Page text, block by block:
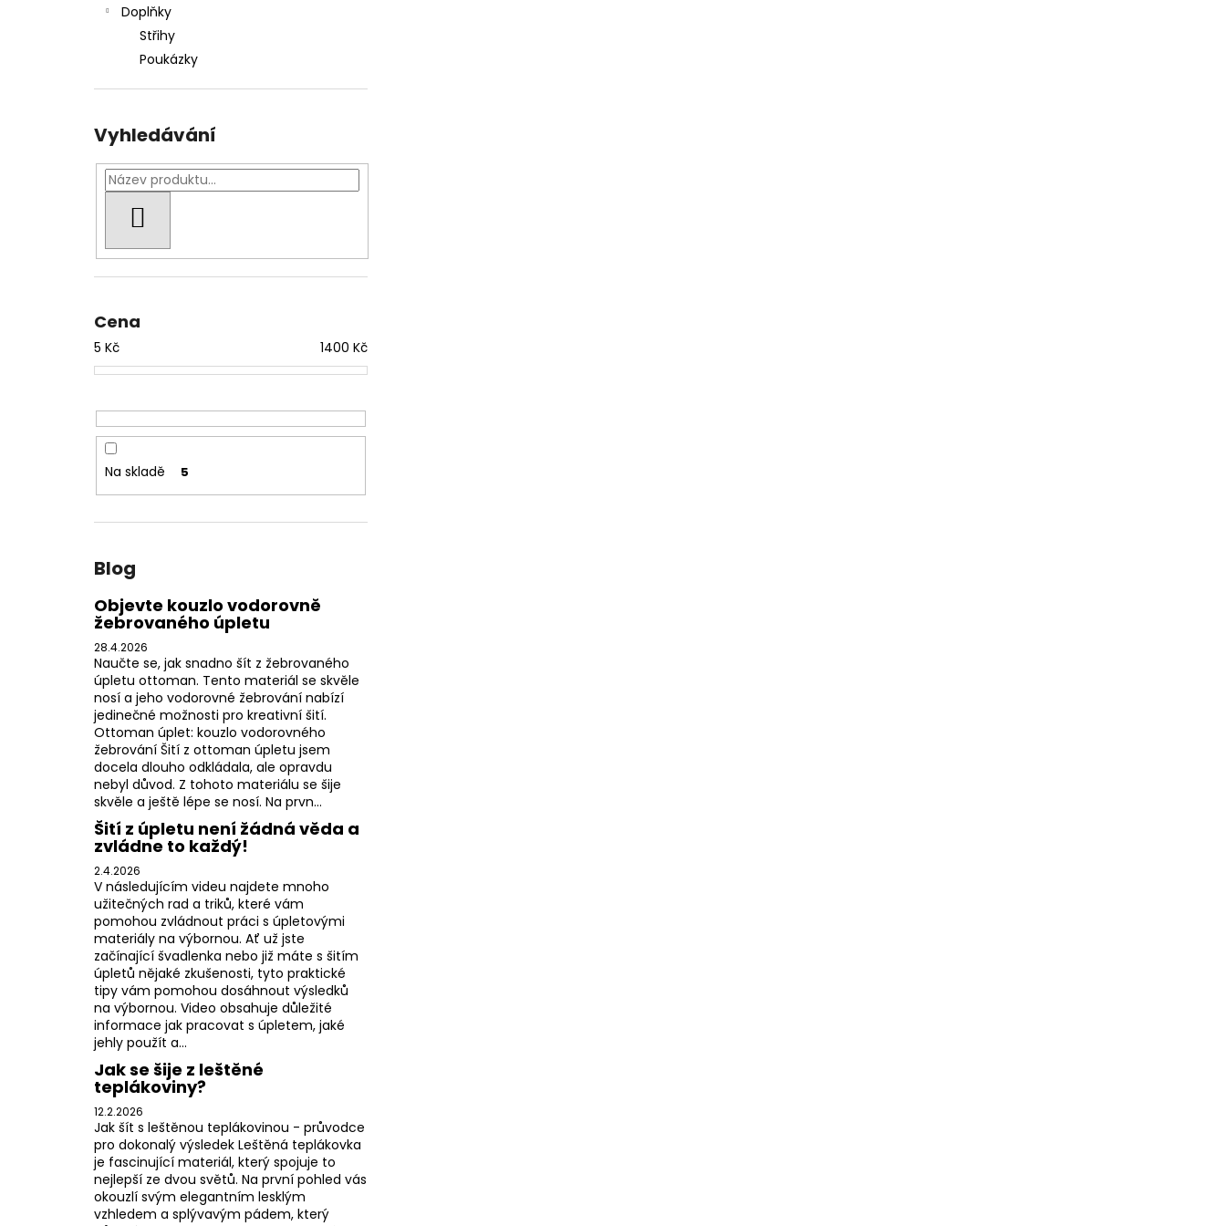
Doplňky
Střihy
Poukázky
Vyhledávání
Cena
5 Kč 1400 Kč
Na skladě 5
Blog
Objevte kouzlo vodorovně
žebrovaného úpletu
28.4.2026
Naučte se, jak snadno šít z žebrovaného
úpletu ottoman. Tento materiál se skvěle
nosí a jeho vodorovné žebrování nabízí
jedinečné možnosti pro kreativní šití.
Ottoman úplet: kouzlo vodorovného
žebrování Šití z ottoman úpletu jsem
docela dlouho odkládala, ale opravdu
nebyl důvod. Z tohoto materiálu se šije
skvěle a ještě lépe se nosí. Na prvn...
Šití z úpletu není žádná věda a
zvládne to každý!
2.4.2026
V následujícím videu najdete mnoho
užitečných rad a triků, které vám
pomohou zvládnout práci s úpletovými
materiály na výbornou. Ať už jste
začínající švadlenka nebo již máte s šitím
úpletů nějaké zkušenosti, tyto praktické
tipy vám pomohou dosáhnout výsledků
na výbornou. Video obsahuje důležité
informace jak pracovat s úpletem, jaké
jehly použít a...
Jak se šije z leštěné
teplákoviny?
12.2.2026
Jak šít s leštěnou teplákovinou - průvodce
pro dokonalý výsledek Leštěná teplákovka
je fascinující materiál, který spojuje to
nejlepší ze dvou světů. Na první pohled vás
okouzlí svým elegantním lesklým
vzhledem a splývavým pádem, který